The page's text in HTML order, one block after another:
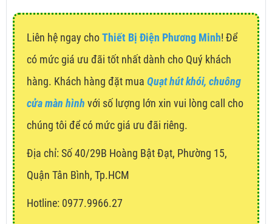
Liên hệ ngay choThiết Bị Điện Phương Minh! Để
có mức giá ưu đãi tốt nhất dành cho Quý khách
hàng. Khách hàng đặt mua Quạt hút khói, chuông
cửa màn hình với số lượng lớn xin vui lòng call cho
chúng tôi để có mức giá ưu đãi riêng.
Địa chỉ: Số 40/29B Hoàng Bật Đạt, Phường 15,
Quận Tân Bình, Tp.HCM
Hotline: 0977.9966.27